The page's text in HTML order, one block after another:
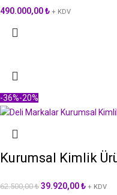
490.000,00₺ + KDV
-36%-20%
Kurumsal Kimlik
62.500,00₺ 39.920,00₺ + KDV